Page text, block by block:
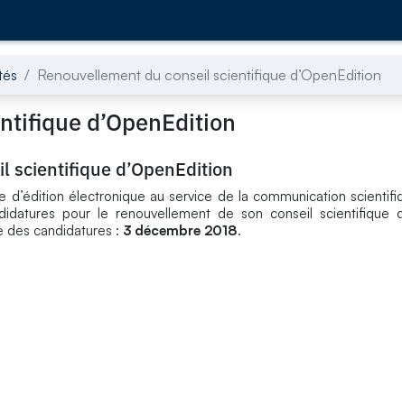
Renouvellement du conseil scientifique d’OpenEdition
d’OpenEdition
scientifique d’OpenEdition
d’édition électronique au service de la communication
pour le renouvellement de son conseil scientifique
des candidatures : 3 décembre 2018.